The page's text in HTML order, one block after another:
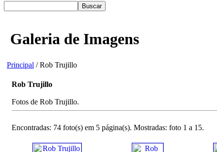
Galeria de Imagens
Principal / Rob Trujillo
Rob Trujillo
Fotos de Rob Trujillo.
Encontradas: 74 foto(s) em 5 página(s). Mostradas: foto 1 a 15.